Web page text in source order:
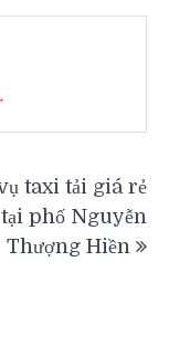
taxi tải giá rẻ
tại phố Nguyễn
Thượng Hiền